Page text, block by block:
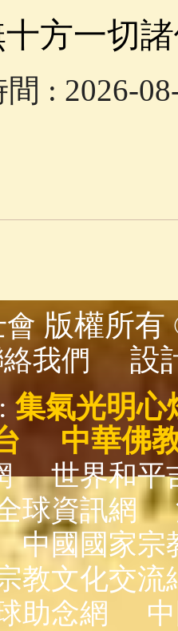
一切諸
: 2026-
版權所
我們
設
集氣光明心
中華佛
世界和平
球資訊網
中國國家宗
教文化交流
助念網